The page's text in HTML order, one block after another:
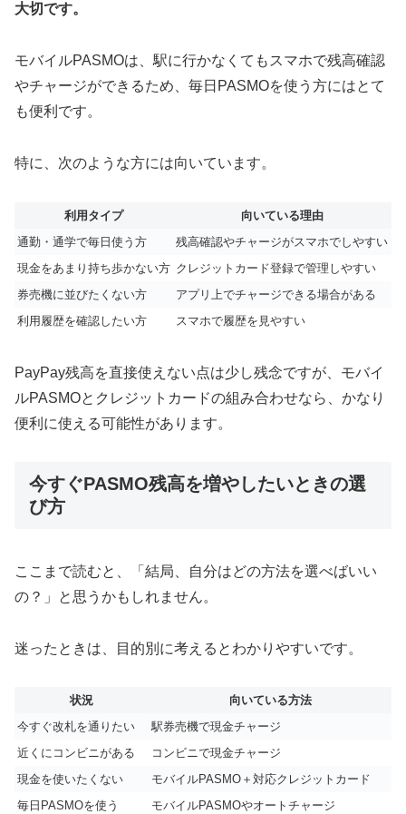
大切です。
モバイルPASMOは、駅に行かなくてもスマホで残高確認
やチャージができるため、毎日PASMOを使う方にはとて
も便利です。
特に、次のような方には向いています。
利用タイプ
向いている理由
通勤・通学で毎日使う方
残高確認やチャージがスマホでしやすい
現金をあまり持ち歩かない方 クレジットカード登録で管理しやすい
券売機に並びたくない方
アプリ上でチャージできる場合がある
利用履歴を確認したい方
スマホで履歴を見やすい
PayPay残高を直接使えない点は少し残念ですが、モバイ
ルPASMOとクレジットカードの組み合わせなら、かなり
便利に使える可能性があります。
今すぐPASMO残高を増やしたいときの選
び方
ここまで読むと、「結局、自分はどの方法を選べばいい
の？」と思うかもしれません。
迷ったときは、目的別に考えるとわかりやすいです。
状況
向いている方法
今すぐ改札を通りたい
駅券売機で現金チャージ
近くにコンビニがある
コンビニで現金チャージ
現金を使いたくない
モバイルPASMO＋対応クレジットカード
毎日PASMOを使う
モバイルPASMOやオートチャージ